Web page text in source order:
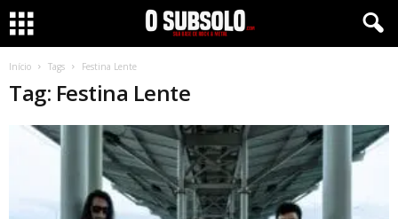
Início Tags Festina Lente
Tag: Festina Lente